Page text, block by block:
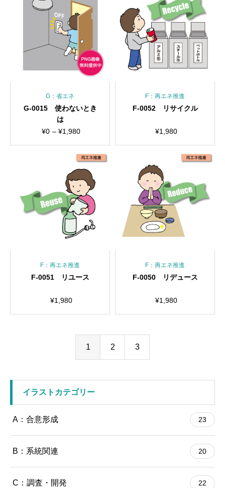
¥1,980
–
¥1,980
G：省エネ
G-0015 使わないとき
は
¥0 – ¥1,980
価
¥1,980
F：再エネ推進
F-0052 リサイクル
¥1,980
F：再エネ推進
F-0051 リユース
¥1,980
F：再エネ推進
F-0050 リデュース
¥1,980
1 2 3
イラストカテゴリー
A：合意形成 23
B：系統関連 20
C：調査・開発 22